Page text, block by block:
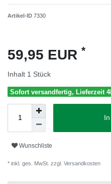
Artikel-ID 7330
59,95 EUR *
Inhalt 1 Stück
Sofort versandfertig, Lieferzeit
Wunschliste
* inkl. ges. MwSt. zzgl. Versandkosten